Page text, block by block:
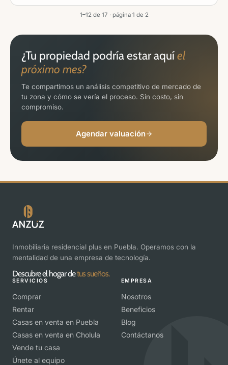
1–12 de 17 · página 1 de 2
¿Tu propiedad podría estar aquíel
próximo mes?
Te compartimos un análisis competitivo de mercado de
tu zona y cómo se vería el proceso. Sin costo, sin
compromiso.
Agendar valuación
Inmobiliaria residencial plus en Puebla. Operamos con la
mentalidad de una empresa de tecnología.
Descubre el hogar detus sueños.
SERVICIOS
Comprar
Rentar
Casas en venta en Puebla
Casas en venta en Cholula
Vende tu casa
Únete al equipo
EMPRESA
Nosotros
Beneficios
Blog
Contáctanos